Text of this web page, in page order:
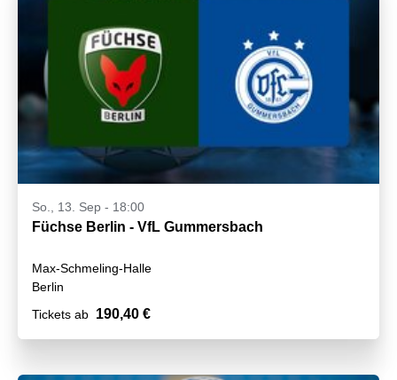
So., 13. Sep - 18:00
Füchse Berlin - VfL Gummersbach
Max-Schmeling-Halle
Berlin
Tickets ab 190,40 €